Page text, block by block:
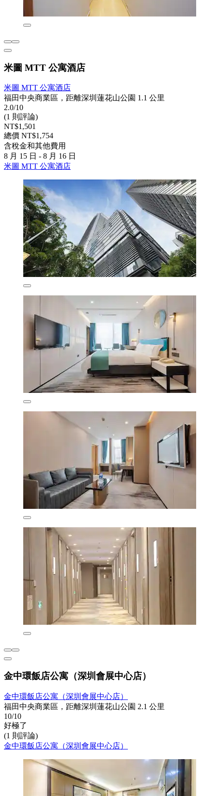
米圖 MTT 公寓酒店
米圖 MTT 公寓酒店
福田中央商業區，距離深圳蓮花山公園 1.1 公里
2.0/10
(1 則評論)
NT$1,501
總價 NT$1,754
含稅金和其他費用
8 月 15 日 - 8 月 16 日
米圖 MTT 公寓酒店
金中環飯店公寓（深圳會展中心店）
金中環飯店公寓（深圳會展中心店）
福田中央商業區，距離深圳蓮花山公園 2.1 公里
10/10
好極了
(1 則評論)
金中環飯店公寓（深圳會展中心店）